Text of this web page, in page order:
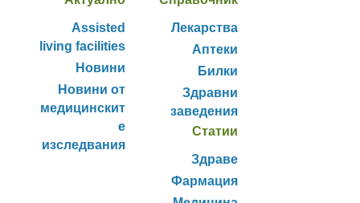
Assisted
living facilities
Новини
Новини от
медицинскит
е
изследвания
Лекарства
Аптеки
Билки
Здравни
заведения
Статии
Здраве
Фармация